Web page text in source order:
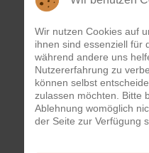
uns hilft, unsere
attraktiver und
Wir nutzen Cookies auf
ihnen sind essenziell für
während andere uns
Nutzererfahrung zu
können selbst
zulassen möchten. Bitte
Ablehnung womöglich
der Seite zur Verfügung